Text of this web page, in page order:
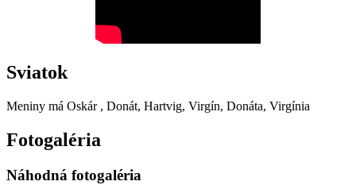
Sviatok
Meniny má Oskár , Donát, Hartvig, Virgín, Donáta, Virgínia
Fotogaléria
Náhodná fotogaléria